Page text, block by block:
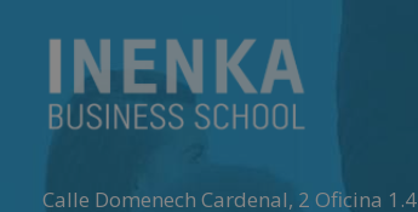
Calle Domenech Cardenal, 2 Oficina 1.4